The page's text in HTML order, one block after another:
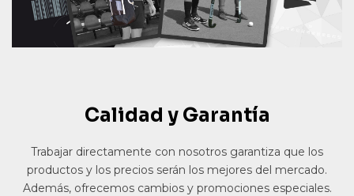
Calidad y Garantía
Trabajar directamente con nosotros garantiza que los
productos y los precios serán los mejores del mercado.
Además, ofrecemos cambios y promociones especiales.